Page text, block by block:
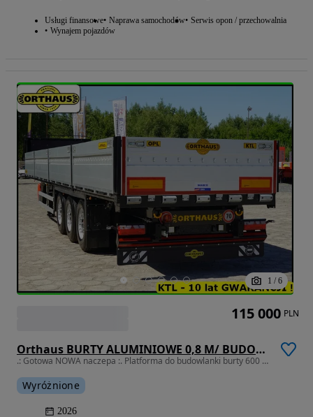
Usługi finansowe Naprawa samochodów Serwis opon / przechowalnia
Wynajem pojazdów
1 / 6
Orthaus BURTY ALUMINIOWE 0,8 M/ BUDOWLANA - WZMOCNIONA PODŁOGA / 6.580 KG !!!
.: Gotowa NOWA naczepa :. Platforma do budowlanki burty 600 ALU !!!
Wyróżnione
2026
115 000 PLN